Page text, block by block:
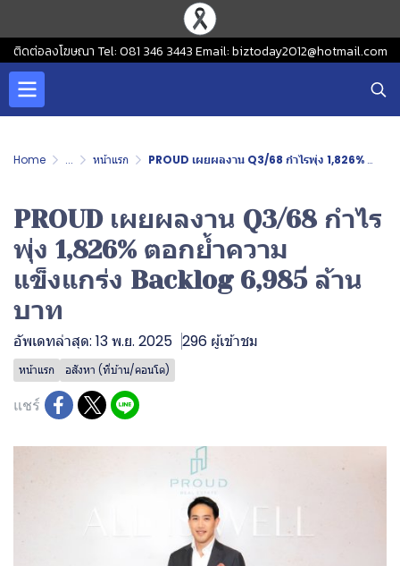
ติดต่อลงโฆษณา Tel: 081 346 3443 Email: biztoday2012@hotmail.com
Home ... หน้าแรก PROUD เผยผลงาน Q3/68 กำไรพุ่ง 1,826% ตอกย้ำความแข็งแกร่ง Backlog 6,985 ล้านบาท
PROUD เผยผลงาน Q3/68 กำไร
พุ่ง 1,826% ตอกย้ำความ
แข็งแกร่ง Backlog 6,985 ล้าน
บาท
อัพเดทล่าสุด: 13 พ.ย. 2025 296 ผู้เข้าชม
หน้าแรก อสังหา (ที่บ้าน/คอนโด)
แชร์